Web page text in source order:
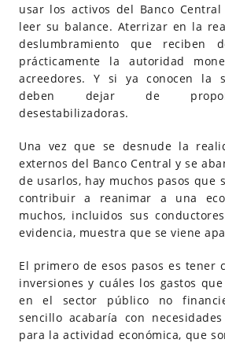
usar los activos del Banco
leer su balance. Aterrizar en la
deslumbramiento que reciben
prácticamente la autoridad
acreedores. Y si ya conocen la
deben dejar de
desestabilizadoras.
Una vez que se desnude la
externos del Banco Central y se
de usarlos, hay muchos pasos que
contribuir a reanimar a una
muchos, incluidos sus
evidencia, muestra que se viene
El primero de esos pasos es tener
inversiones y cuáles los gastos
en el sector público no
sencillo acabaría con
para la actividad económica, que